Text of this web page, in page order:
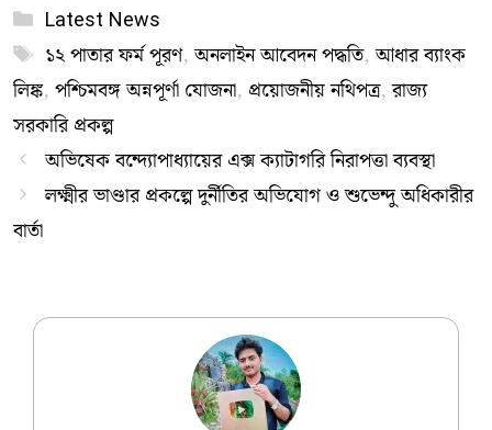
Categories
Latest News
Tags
১২ পাতার ফর্ম পূরণ,অনলাইন আবেদন পদ্ধতি,আধার ব্যাংক
লিঙ্ক, ​পশ্চিমবঙ্গ অন্নপূর্ণা যোজনা, প্রয়োজনীয় নথিপত্র,রাজ্য
সরকারি প্রকল্প
অভিষেক বন্দ্যোপাধ্যায়ের এক্স ক্যাটাগরি নিরাপত্তা ব্যবস্থা
লক্ষ্মীর ভাণ্ডার প্রকল্পে দুর্নীতির অভিযোগ ও শুভেন্দু অধিকারীর
বার্তা